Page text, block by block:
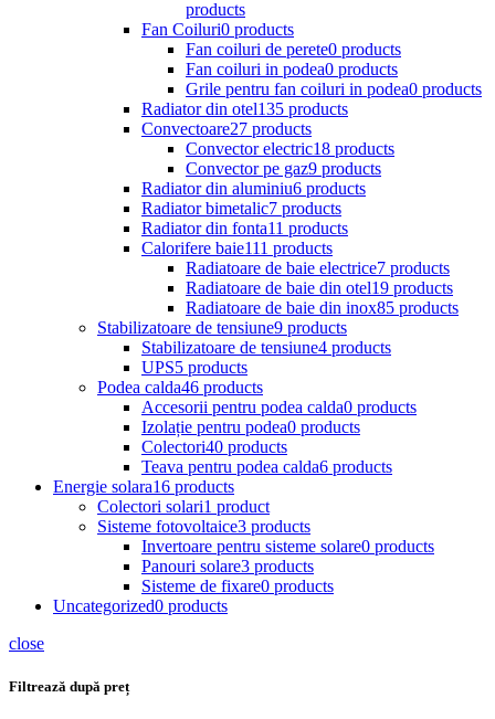
products
Fan Coiluri0 products
Fan coiluri de perete0 products
Fan coiluri in podea0 products
Grile pentru fan coiluri in podea0 products
Radiator din otel135 products
Convectoare27 products
Convector electric18 products
Convector pe gaz9 products
Radiator din aluminiu6 products
Radiator bimetalic7 products
Radiator din fonta11 products
Calorifere baie111 products
Radiatoare de baie electrice7 products
Radiatoare de baie din otel19 products
Radiatoare de baie din inox85 products
Stabilizatoare de tensiune9 products
Stabilizatoare de tensiune4 products
UPS5 products
Podea calda46 products
Accesorii pentru podea calda0 products
Izolație pentru podea0 products
Colectori40 products
Teava pentru podea calda6 products
Energie solara16 products
Colectori solari1 product
Sisteme fotovoltaice3 products
Invertoare pentru sisteme solare0 products
Panouri solare3 products
Sisteme de fixare0 products
Uncategorized0 products
close
Filtrează după preț